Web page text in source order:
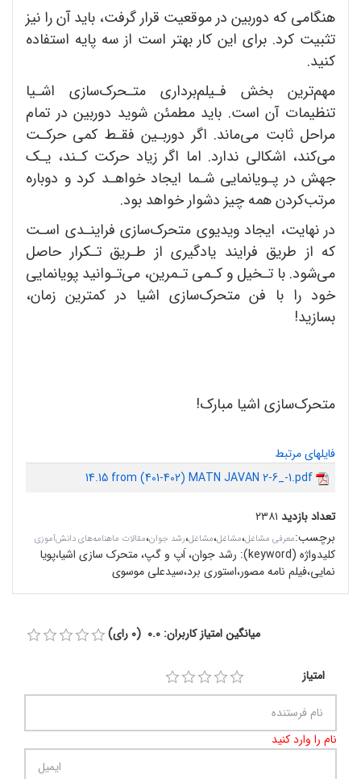
هنگامی که دوربین در موقعیت قرار گرفت، باید آن را نیز
تثبیت کرد. برای این کار بهتر است از سه پایه استفاده
کنید.
مهم‌ترین بخش فـیلم‌برداری متـحرک‌سازی اشـیا
تنظیمات آن است. باید مطمئن شوید دوربین در تمام
مراحل ثابت می‌ماند. اگر دوربـین فقـط کمی حرکـت
می‌کند، اشکالی ندارد. اما اگر زیاد حرکت کـند، یـک
جهش در پـویانمایی شـما ایجاد خواهـد کرد و دوباره
مرتب‌کردن همه چیز دشوار خواهد بود.
در نهایت، ایجاد ویدیوی متحرک‌سازی فراینـدی اسـت
که از طریق فرایند یادگیری از طـریق تـکرار حاصل
می‌شود. با تـخیل و کـمی تـمرین، می‌تـوانید پویانمایی‌
خود را با فن متحرک‌سازی اشیا در کمترین زمان،
بسازید!
متحرک‌سازی اشیا مبارک!
فایلهای مرتبط
14.15 from (401-402) MATN JAVAN 2-6_-1.pdf
تعداد بازدید ۲۳۸۱
برچسب:معرفی مشاغل،مشاغل،مشاغل،رشد جوان،مقالات ماهنامه‌های دانش‌آموزی
کلیدواژه (keyword):
رشد جوان، اَپ و گپ، متحرک‌ سازی اشیا،پویا
نمایی،فیلم نامه مصور،استوری برد،سیدعلی موسوی
میانگین امتیاز کاربران: 0.0 (0 رای)
امتیاز
نام را وارد کنید